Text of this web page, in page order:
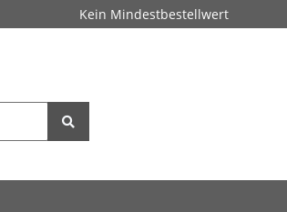
Kein Mindestbestellwert